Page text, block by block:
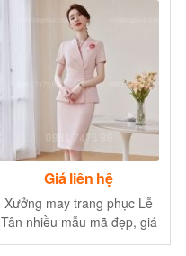
Giá liên hệ
Xưởng may trang phục Lễ
Tân nhiều mẫu mã đẹp, giá
rẻ nhất